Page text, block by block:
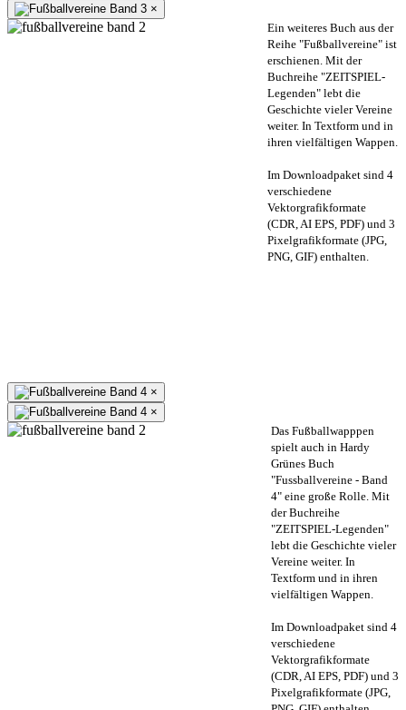
×
Ein weiteres Buch aus der
Reihe "Fußballvereine" ist
erschienen. Mit der
Buchreihe "ZEITSPIEL-
Legenden" lebt die
Geschichte vieler Vereine
weiter. In Textform und in
ihren vielfältigen Wappen.
Im Downloadpaket sind 4
verschiedene
Vektorgrafikformate
(CDR, AI EPS, PDF) und 3
Pixelgrafikformate (JPG,
PNG, GIF) enthalten.
×
×
Das Fußballwapppen
spielt auch in Hardy
Grünes Buch
"Fussballvereine - Band
4" eine große Rolle. Mit
der Buchreihe
"ZEITSPIEL-Legenden"
lebt die Geschichte vieler
Vereine weiter. In
Textform und in ihren
vielfältigen Wappen.
Im Downloadpaket sind 4
verschiedene
Vektorgrafikformate
(CDR, AI EPS, PDF) und 3
Pixelgrafikformate (JPG,